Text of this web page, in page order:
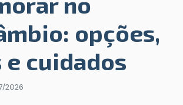
opções,
e cuidados
2026